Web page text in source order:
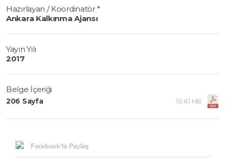
Hazırlayan / Koordinatör *
Ankara Kalkınma Ajansı
Yayın Yılı
2017
Belge İçeriği
206 Sayfa 10.61 MB
Facebook’ta Paylaş